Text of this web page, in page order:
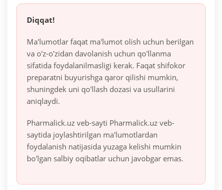
Diqqat!
Ma'lumotlar faqat ma'lumot olish uchun berilgan
va o'z-o'zidan davolanish uchun qo'llanma
sifatida foydalanilmasligi kerak. Faqat shifokor
preparatni buyurishga qaror qilishi mumkin,
shuningdek uni qo'llash dozasi va usullarini
aniqlaydi.
Pharmalick.uz veb-sayti Pharmalick.uz veb-
saytida joylashtirilgan ma'lumotlardan
foydalanish natijasida yuzaga kelishi mumkin
bo'lgan salbiy oqibatlar uchun javobgar emas.